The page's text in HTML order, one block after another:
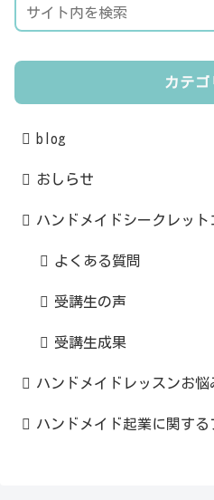
カテゴ
blog
おしらせ
ハンドメイドシークレット
よくある質問
受講生の声
受講生成果
ハンドメイドレッスンお悩
ハンドメイド起業に関する